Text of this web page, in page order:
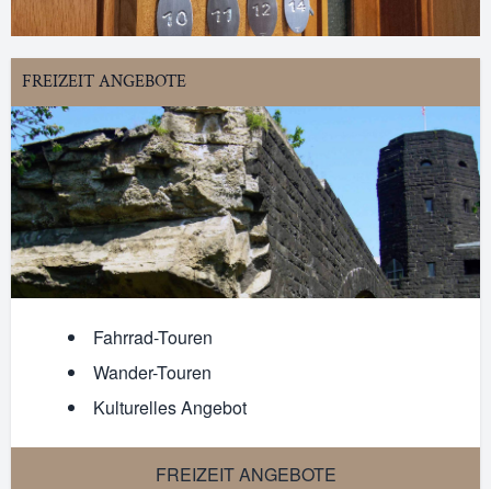
FREIZEIT ANGEBOTE
Fahrrad-Touren
Wander-Touren
Kulturelles Angebot
FREIZEIT ANGEBOTE